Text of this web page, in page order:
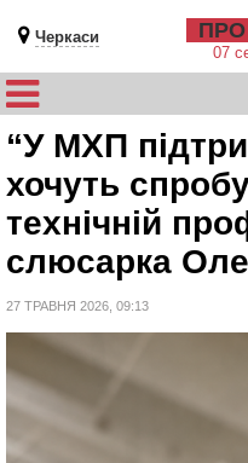
Черкаси ПРО
07
“У МХП
хочуть
технічній
слюсарка
27 ТРАВНЯ 2026, 09:13